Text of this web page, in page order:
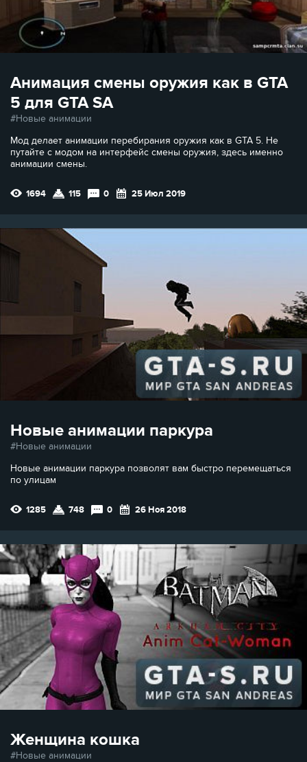
Анимация смены оружия как в GTA
5 для GTA SA
Новые анимации
Мод делает анимации перебирания оружия как в GTA 5. Не
путайте с модом на интерфейс смены оружия, здесь именно
анимации смены.
1694 115 0 25 Июл 2019
Новые анимации паркура
Новые анимации
Новые анимации паркура позволят вам быстро перемещаться
по улицам
1285 748 0 26 Ноя 2018
Женщина кошка
Новые анимации